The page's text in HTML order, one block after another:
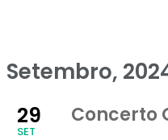
Setembro,
29
SET
Concerto